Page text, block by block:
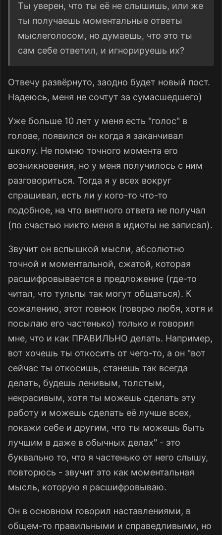
Ты уверен, что ты её не слышишь, или же
ты получаешь моментальные ответы
мыслеголосом, но думаешь, что это ты
сам себе ответил, и игнорируешь их?
Отвечу развёрнуто, заодно будет новый пост.
Надеюсь, меня не сочтут за сумасшедшего)
Уже больше 10 лет у меня есть "голос" в
голове, появился он когда я заканчивал
школу. Не помню точного момента его
возникновения, но у меня получилось с ним
разговориться. Тогда я у всех вокруг
спрашивал, есть ли у кого-то что-то
подобное, на что внятного ответа не получал
(по счастью никто меня в идиоты не записал).
Звучит он вспышкой мысли, абсолютно
точной и моментальной, сжатой, которая
расшифровывается в предложение (где-то
читал, что тульпы так могут общаться). К
сожалению, этот говнюк (говорю любя, хотя и
посылаю его частенько) только и говорил
мне, что и как ПРАВИЛЬНО делать. Например,
вот хочешь ты откосить от чего-то, а он "вот
сейчас ты откосишь, станешь так всегда
делать, будешь ленивым, толстым,
некрасивым, хотя ты можешь сделать эту
работу и можешь сделать её лучше всех,
покажи себе и другим, что ты можешь быть
лучшим в даже в обычных делах" - это
буквально то, что я частенько от него слышу,
повторюсь - звучит это как моментальная
мысль, которую я расшифровываю.
Он в основном говорил наставлениями, в
общем-то правильными и справедливыми, но